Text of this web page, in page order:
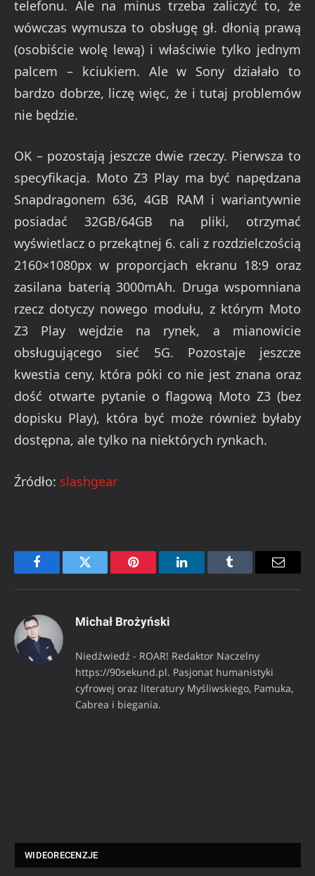
telefonu. Ale na minus trzeba zaliczyć to, że
wówczas wymusza to obsługę gł. dłonią prawą
(osobiście wolę lewą) i właściwie tylko jednym
palcem – kciukiem. Ale w Sony działało to
bardzo dobrze, liczę więc, że i tutaj problemów
nie będzie.
OK – pozostają jeszcze dwie rzeczy. Pierwsza to
specyfikacja. Moto Z3 Play ma być napędzana
Snapdragonem 636, 4GB RAM i wariantywnie
posiadać 32GB/64GB na pliki, otrzymać
wyświetlacz o przekątnej 6. cali z rozdzielczością
2160×1080px w proporcjach ekranu 18:9 oraz
zasilana baterią 3000mAh. Druga wspomniana
rzecz dotyczy nowego modułu, z którym Moto
Z3 Play wejdzie na rynek, a mianowicie
obsługującego sieć 5G. Pozostaje jeszcze
kwestia ceny, która póki co nie jest znana oraz
dość otwarte pytanie o flagową Moto Z3 (bez
dopisku Play), która być może również byłaby
dostępna, ale tylko na niektórych rynkach.
Źródło: slashgear
FacebookTwitter Pinterest LinkedInTumblr Email
Michał Brożyński
Niedźwiedź - ROAR! Redaktor Naczelny
https://90sekund.pl. Pasjonat humanistyki
cyfrowej oraz literatury Myśliwskiego, Pamuka,
Cabrea i biegania.
WIDEORECENZJE